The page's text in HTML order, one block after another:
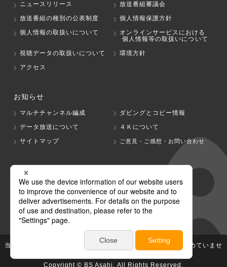
ニュースリリース
放送番組審議会
放送番組の種別の公表制度
個人情報保護方針
個人情報の取扱いについて
オンラインサービスにおける
個人情報等の取扱いについて
視聴データの取扱いについて
環境方針
アクセス
お知らせ
マルチチャンネル編成
ダビングとコピー情報
データ放送について
４Ｋについて
サイトマップ
ご意見・ご感想・お問い合わせ
グループ会社
テレビ朝日 テレ朝チャンネル
当社が著作権、著作隣接権を有する放送番組等の無断利用は認めていませ
ん。
Copyright © BS Asahi, All Rights Reserved.